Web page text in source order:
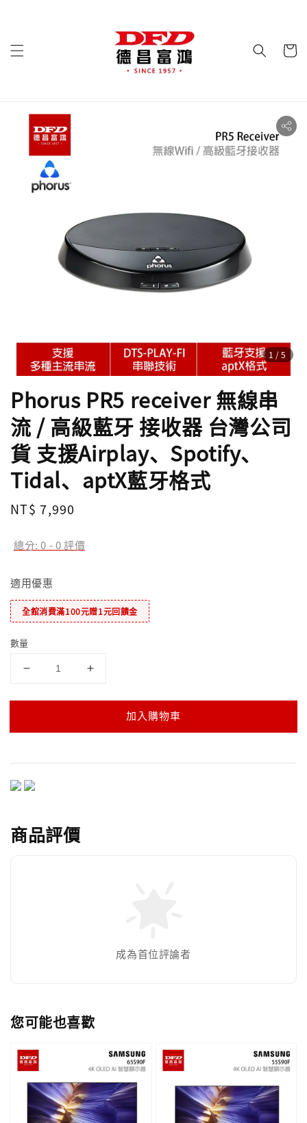
1 /5
Phorus PR5 receiver 無線串
流 / 高級藍牙 接收器 台灣公司
貨 支援Airplay、Spotify、
Tidal、aptX藍牙格式
Regular
NT$ 7,990
總分:0 -0評價
適用優惠
全館消費滿100元贈1元回饋金
數量
加入購物車
商品評價
成為首位評論者
您可能也喜歡